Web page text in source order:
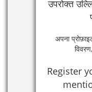
उपरोक्त
अपना
Register